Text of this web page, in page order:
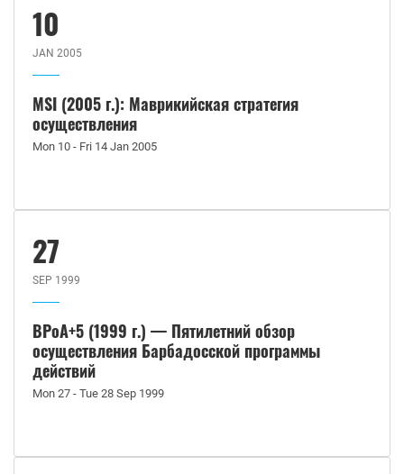
10
JAN 2005
MSI (2005 г.): Маврикийская стратегия
осуществления
Mon 10 - Fri 14 Jan 2005
27
SEP 1999
BPoA+5 (1999 г.) — Пятилетний обзор
осуществления Барбадосской программы
действий
Mon 27 - Tue 28 Sep 1999